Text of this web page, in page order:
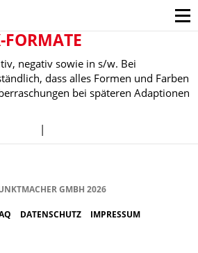
FORMATE
negativ sowie in s/w. Bei
dass alles Formen und Farben
bei späteren Adaptionen
|
GMBH 2026
DATENSCHUTZ IMPRESSUM